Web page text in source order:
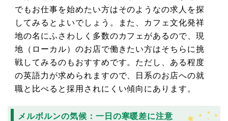
でもお仕事を始めたい方はそのようなの求人を探
してみるとよいでしょう。また、カフェ文化発祥
地の名にふさわしく多数のカフェがあるので、現
地（ローカル）のお店で働きたい方はそちらに挑
戦してみるのもおすすめです。ただし、ある程度
の英語力が求められますので、日系のお店への就
職と比べると採用されにくい傾向にあります。
メルボルンの気候：一日の寒暖差に注意